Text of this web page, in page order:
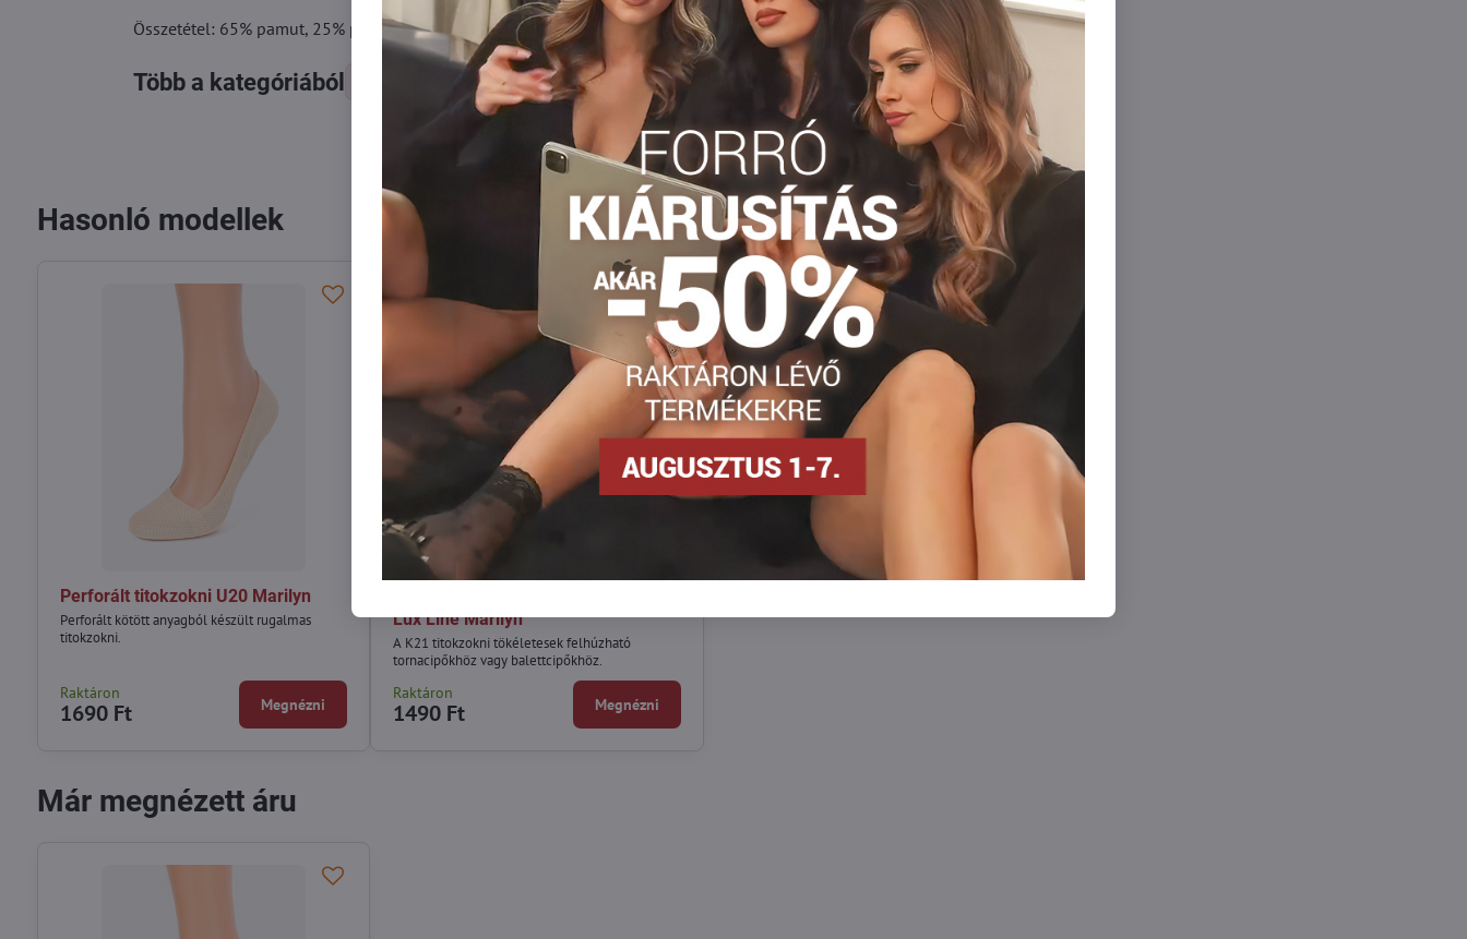
Összetétel: 65% pamut, 25% poliamid, 10% elasztán
Több a kategóriából Titokzokni Dámske ťapky
FacebookTwitterBlueskyPinterestReddit LinkedIn WhatsApp
E-
mail
Hasonló modellek
Perforált titokzokni U20 Marilyn
Perforált kötött anyagból készült rugalmas
titokzokni.
Raktáron
1690 Ft Megnézni
Lux Line Marilyn
A K21 titokzokni tökéletesek felhúzható
tornacipőkhöz vagy balettcipőkhöz.
Raktáron
1490 Ft Megnézni
Már megnézett áru